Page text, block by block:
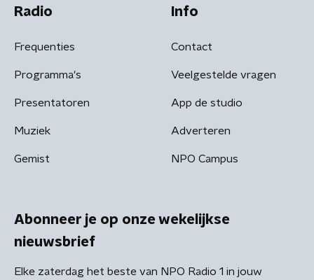
Radio
Frequenties
Programma's
Presentatoren
Muziek
Gemist
Info
Contact
Veelgestelde vragen
App de studio
Adverteren
NPO Campus
Abonneer je op onze wekelijkse
nieuwsbrief
Elke zaterdag het beste van NPO Radio 1 in jouw